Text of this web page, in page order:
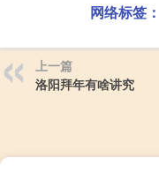
网络标签：
上一篇
洛阳拜年有啥讲究